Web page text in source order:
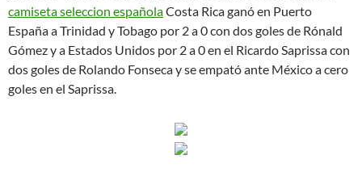
camiseta seleccion españolaCosta Rica ganó en Puerto
España a Trinidad y Tobago por 2 a 0 con dos goles de Rónald
Gómez y a Estados Unidos por 2 a 0 en el Ricardo Saprissa con
dos goles de Rolando Fonseca y se empató ante México a cero
goles en el Saprissa.